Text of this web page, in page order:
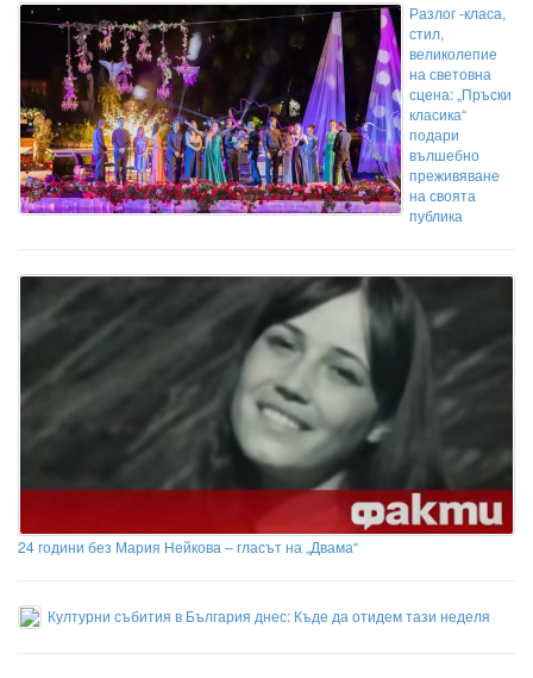
Разлог -класа,
стил,
великолепие
на световна
сцена: „Пръски
класика“
подари
вълшебно
преживяване
на своята
публика
24 години без Мария Нейкова – гласът на „Двама“
Културни събития в България днес: Къде да отидем тази неделя